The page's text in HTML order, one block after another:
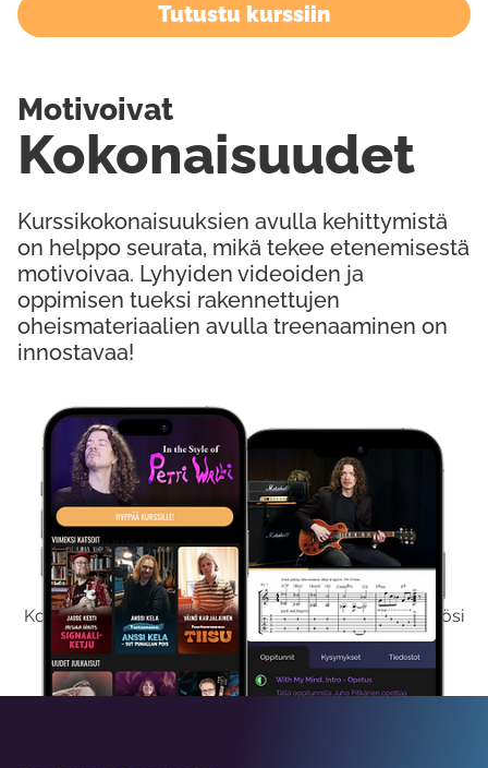
Kokeile Ilmaiseksi
Kokeilemalla ilmaiseksi saat koko sisältömme käyttöösi
viikon ajaksi.
Tutustu kurssiin
Kurssikokonaisuuksien avulla kehittymistä
on helppo seurata, mikä tekee etenemisestä
motivoivaa. Lyhyiden videoiden ja
oppimisen tueksi rakennettujen
oheismateriaalien avulla treenaaminen on
innostavaa!
Kokonaisuudet
Motivoivat